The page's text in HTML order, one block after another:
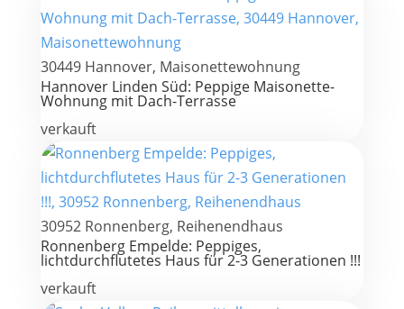
30449 Hannover, Maisonettewohnung
Hannover Linden Süd: Peppige Maisonette-
Wohnung mit Dach-Terrasse
verkauft
30952 Ronnenberg, Reihenendhaus
Ronnenberg Empelde: Peppiges,
lichtdurchflutetes Haus für 2-3 Generationen !!!
verkauft